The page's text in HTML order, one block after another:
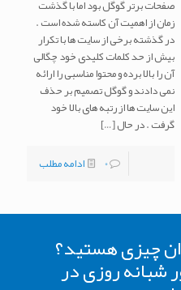
صفحات برتر گوگل بود اما با گذشت
زمان از اهمیت آن کاسته شده است .
در گذشته برخی از سایت ها با تکرار
بیش از حد کلمات کلیدی خود چگالی
آن را بالا برده و محتوا مناسبی را ارائه
نمی دادند و گوگل تصمیم بر حذف
این سایت ها از رتبه های بالا خود
گرفت . در حال[…]
0
ادامه مطلب
چیزی هستید؟
شبانه روزی در